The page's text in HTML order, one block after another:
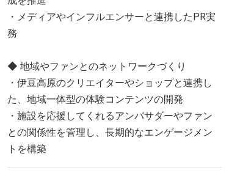
・メディアやインフルエンサーと連携したPR実
務
◆ 地域やファンとのネットワークづくり
・伊豆高原のクリエイターやショップと連携し
た、地域一体型の体験コンテンツの開発
・施設を応援してくれるアンバサダーやファン
との関係性を管理し、長期的なエンゲージメン
トを構築